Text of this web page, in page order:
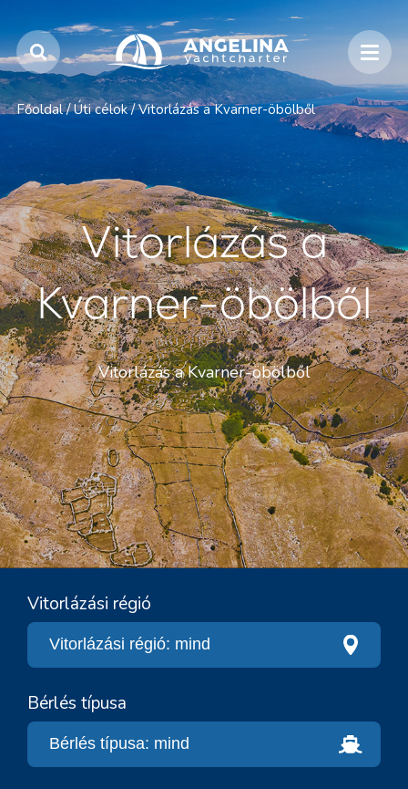
Főoldal / Úti célok / Vitorlázás a Kvarner-öbölből
Vitorlázás a
Kvarner-öbölből
Vitorlázás a Kvarner-öbölből
Vitorlázási régió
Bérlés típusa